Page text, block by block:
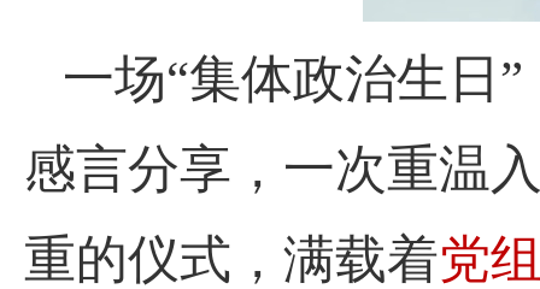
一场“集体政治生日
感言分享，一次重温
重的仪式，满载着党